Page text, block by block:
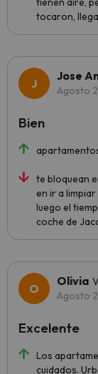
tocaron,
Jose
Agosto
te bloquean
en ir a
luego el
coche de
Bien
Olivia
Agosto
Los
cuidados.
Excelente